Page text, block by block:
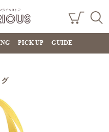
ョー
ライ
ング
カー
PICK UP GUIDE